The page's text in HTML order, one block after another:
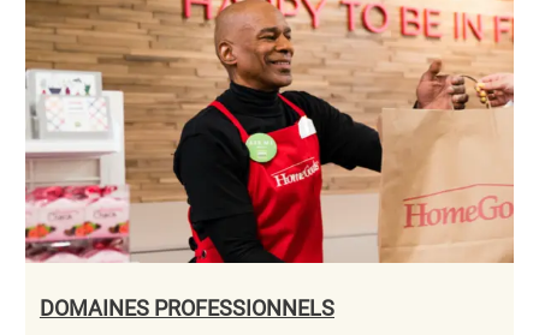
DOMAINES PROFESSIONNELS